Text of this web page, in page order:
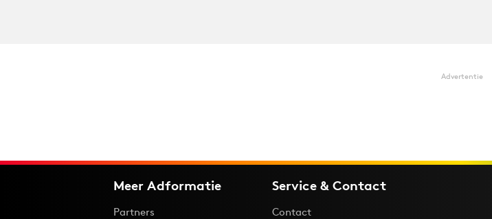
Advertentie
Meer Adformatie
Partners
Service & Contact
Contact